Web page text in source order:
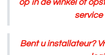
op in de winkel of
Bent u installateur?